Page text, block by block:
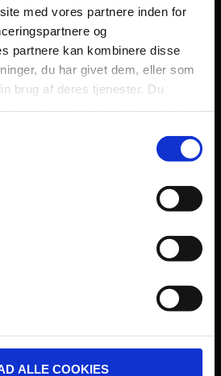
med vores partnere inden for
og
partnere kan kombinere disse
du har givet dem, eller som
brug af deres tjenester. Du
ALLE COOKIES